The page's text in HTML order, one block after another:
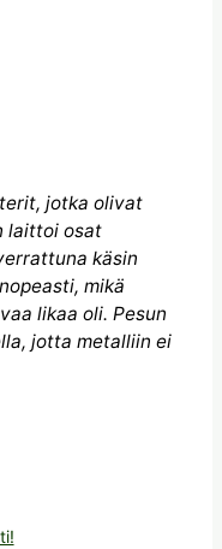
jotka olivat
laittoi osat
käsin
mikä
likaa oli. Pesun
jotta metalliin ei